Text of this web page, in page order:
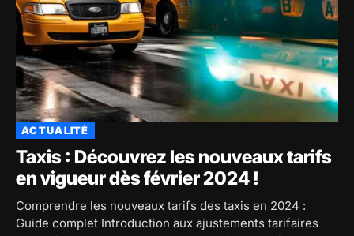
ACTUALITÉ
Taxis : Découvrez les nouveaux tarifs
en vigueur dès février 2024 !
Comprendre les nouveaux tarifs des taxis en 2024 :
Guide complet Introduction aux ajustements tarifaires